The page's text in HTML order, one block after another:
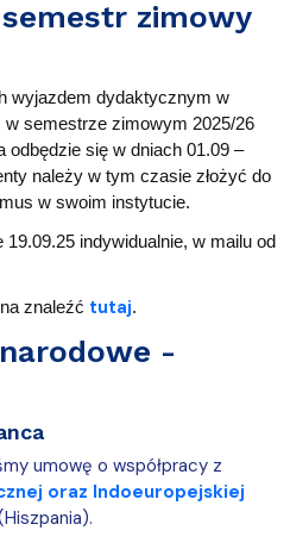
zimowy
wyjazdem dydaktycznym w
semestrze zimowym 2025/26
odbędzie się w dniach 01.09 –
należy w tym czasie złożyć do
w swoim instytucie.
indywidualnie, w mailu od
znaleźć tutaj.
-
umowę o współpracy z
oraz Indoeuropejskiej